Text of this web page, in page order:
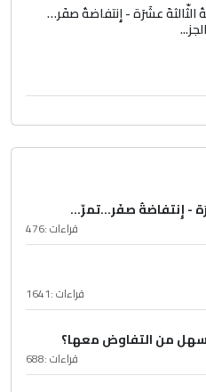
الثّالثةَ عشَرَة - إِنتفاضةُ صفَر…
- إِنتفاضةُ صفَر…تمرّ...
قراءات :476
قراءات :1641
أسهل من التفاوض معها؟
قراءات :688